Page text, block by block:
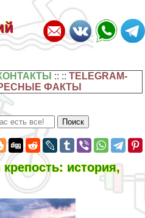
:: ::TELEGRAM-
ФАКТЫ
история,